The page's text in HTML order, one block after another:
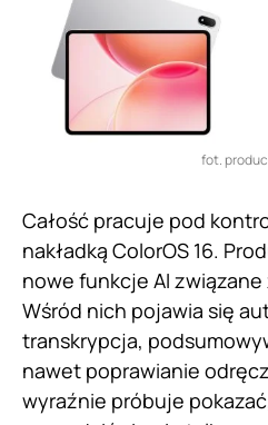
fot.
Całość pracuje pod
nakładką ColorOS 16.
nowe funkcje AI
Wśród nich pojawia się
transkrypcja,
nawet poprawianie
wyraźnie próbuje